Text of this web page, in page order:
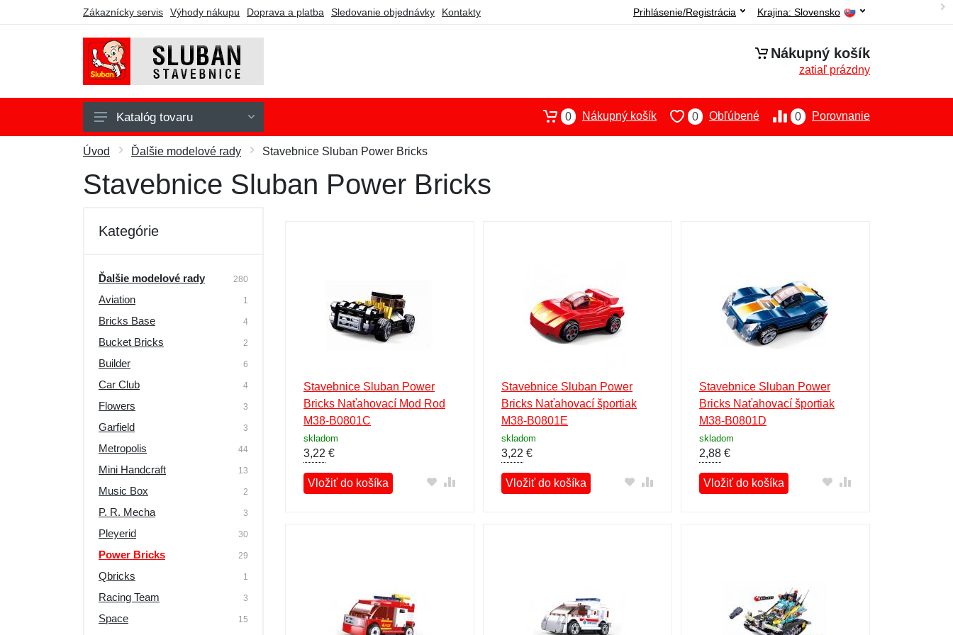
Zákaznícky servis Výhody nákupu Doprava a platba Sledovanie objednávky Kontakty Krajina: Slovensko
Prihlásenie/Registrácia
Nákupný košík
zatiaľ prázdny
Army
Fire
Model Bricks
Town
WWII
Ďalšie modelové rady
Katalóg tovaru 0 Porovnanie
0 Obľúbené
0 Nákupný košík
Úvod Ďalšie modelové rady Stavebnice Sluban Power Bricks
Stavebnice Sluban Power Bricks
Kategórie
Ďalšie modelové rady 280
Aviation 1
Bricks Base 4
Bucket Bricks 2
Builder 6
Car Club 4
Flowers 3
Garfield 3
Metropolis 44
Mini Handcraft 13
Music Box 2
P. R. Mecha 3
Pleyerid 30
Power Bricks 29
Qbricks 1
Racing Team 3
Space 15
Stavebnice Sluban Power
Bricks Naťahovací Mod Rod
M38-B0801C
skladom
3,22 €
Vložiť do košíka
Stavebnice Sluban Power
Bricks Naťahovací športiak
M38-B0801E
skladom
3,22 €
Vložiť do košíka
Stavebnice Sluban Power
Bricks Naťahovací športiak
M38-B0801D
skladom
2,88€
Vložiť do košíka